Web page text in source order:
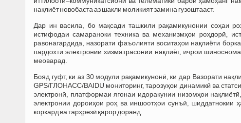
нақлиёт новобаста аз шакли моликият замина гузоштааст.
Дар ин васила, бо мақсади ташкили рақамикунонии соҳаи
истифодаи самараноки техника ва механизмҳои роҳдорӣ,
равонагардида, назорати фаъолияти воситаҳои нақлиёти
пардохти электронии хизматрасонии нақлиёт, иҷрои
меоварад.
Бояд гуфт, ки аз 30 модули рақамикунонӣ, ки дар Вазорати
GPS/ГЛОНАСС/BAIDU мониторинг, тарозуҳои динамикӣ ва
электронӣ, платформаи ягонаи идоракунии низомҳои
электронии дороиҳои роҳ ва иншоотҳои сунъӣ, шиддатнокии
коркард ва тарҳрезӣ қарор доранд.